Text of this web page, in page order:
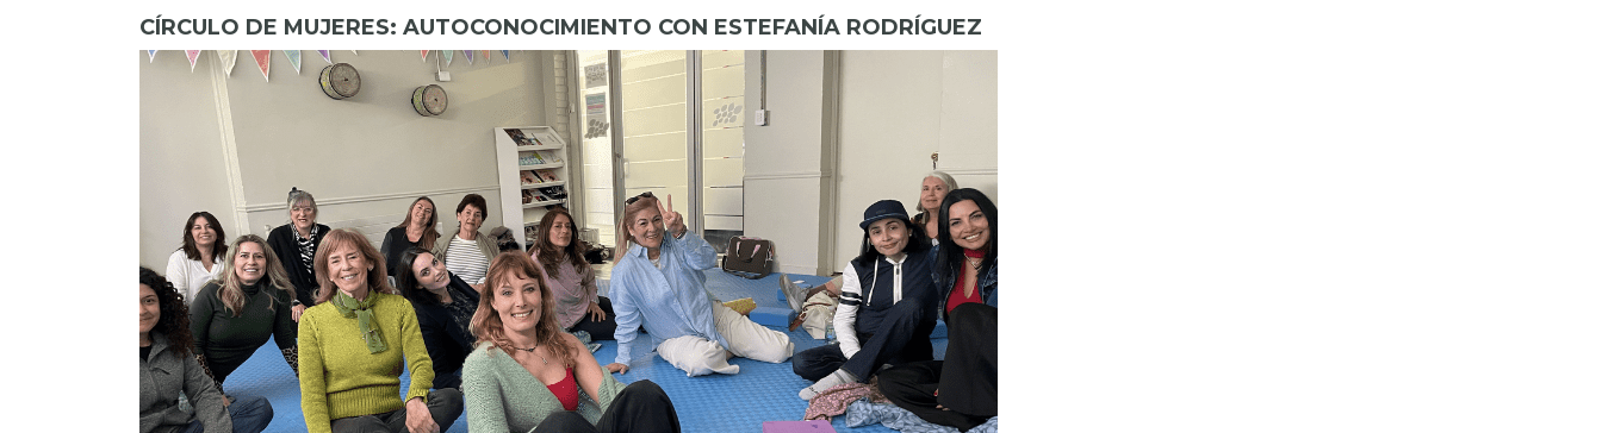
CÍRCULO DE MUJERES: AUTOCONOCIMIENTO CON ESTEFANÍA RODRÍGUEZ